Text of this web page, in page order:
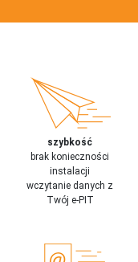
szybkość
brak konieczności
instalacji
wczytanie danych z
Twój e-PIT